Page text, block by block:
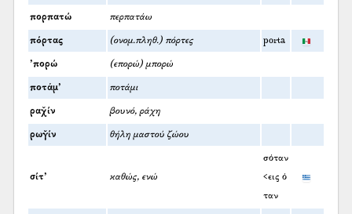
πορπατώ περπατάω
πόρτας (ονομ.πληθ.) πόρτες porta
’πορώ (επορώ) μπορώ
ποτάμ’ ποτάμι
ραχ̌ίν βουνό, ράχη
ρωγ̆ίν θήλη μαστού ζώου
σίτ’ καθώς, ενώ
σόταν
<εις ό
ταν